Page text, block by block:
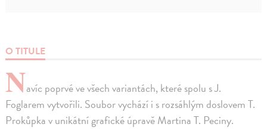
O TITULE
Navíc poprvé ve všech variantách, které spolu s J.
Foglarem vytvořili. Soubor vychází i s rozsáhlým doslovem T.
Prokůpka v unikátní grafické úpravě Martina T. Peciny.